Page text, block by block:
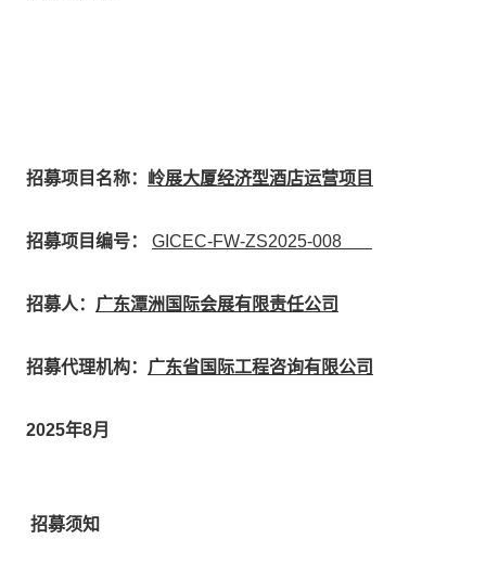
招募项目名称： 岭展大厦经济型酒店运营项目
招募项目编号： GICEC-FW-ZS2025-008
招募人： 广东潭洲国际会展有限责任公司
招募代理机构： 广东省国际工程咨询有限公司
2025年8月
招募须知